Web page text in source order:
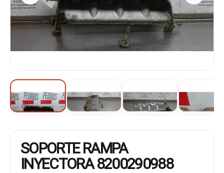
SOPORTE RAMPA
INYECTORA 8200290988